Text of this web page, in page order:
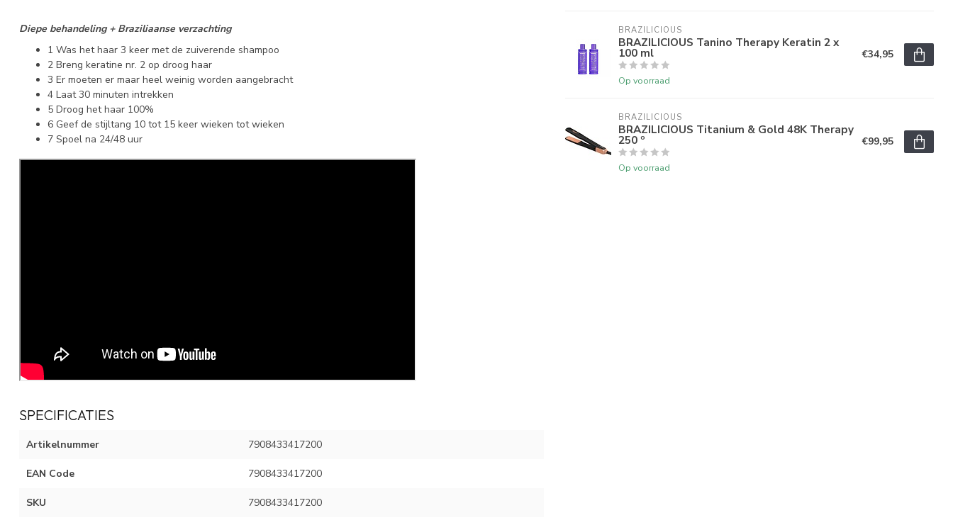
Diepe behandeling + Braziliaanse verzachting
1 Was het haar 3 keer met de zuiverende shampoo
2 Breng keratine nr. 2 op droog haar
3 Er moeten er maar heel weinig worden aangebracht
4 Laat 30 minuten intrekken
5 Droog het haar 100%
6 Geef de stijltang 10 tot 15 keer wieken tot wieken
7 Spoel na 24/48 uur
SPECIFICATIES
Artikelnummer 7908433417200
EAN Code 7908433417200
SKU 7908433417200
BRAZILICIOUS
BRAZILICIOUS Tanino Therapy Keratin 2 x
100 ml
Op voorraad
€34,95
BRAZILICIOUS
BRAZILICIOUS Titanium & Gold 48K Therapy
250 º
Op voorraad
€99,95